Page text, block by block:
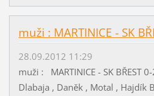
muži : MARTINICE - SK
28.09.2012 11:29
muži : MARTINICE - SK BŘEST
Dlabaja , Daněk , Motal , Hajdík